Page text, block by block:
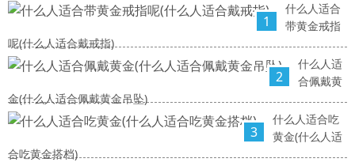
1
什么人适合
带黄金戒指
呢(什么人适合戴戒指)
2
什么人适
合佩戴黄
金(什么人适合佩戴黄金吊坠)
3
什么人适合吃
黄金(什么人适
合吃黄金搭档)